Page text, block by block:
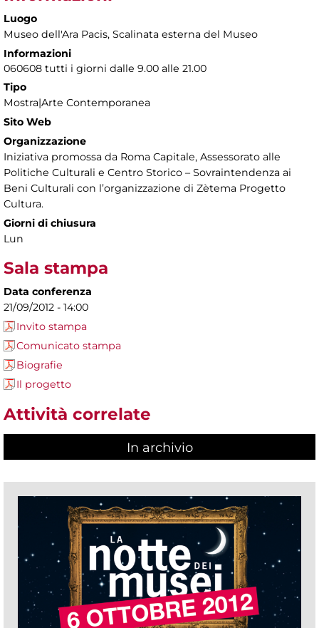
Luogo
Museo dell'Ara Pacis, Scalinata esterna del Museo
Informazioni
060608 tutti i giorni dalle 9.00 alle 21.00
Tipo
Mostra|Arte Contemporanea
Sito Web
Organizzazione
Iniziativa promossa da Roma Capitale, Assessorato alle
Politiche Culturali e Centro Storico – Sovraintendenza ai
Beni Culturali con l’organizzazione di Zètema Progetto
Cultura.
Giorni di chiusura
Lun
Sala stampa
Data conferenza
21/09/2012 - 14:00
Invito stampa
Comunicato stampa
Biografie
Il progetto
Attività correlate
In archivio